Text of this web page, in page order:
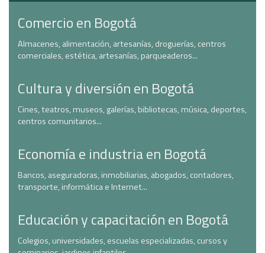
Comercio en Bogotá
Almacenes, alimentación, artesanías, droguerías, centros
comerciales, estética, artesanías, parqueaderos...
Cultura y diversión en Bogotá
Cines, teatros, museos, galerías, bibliotecas, música, deportes,
centros comunitarios...
Economía e industria en Bogotá
Bancos, aseguradoras, inmobiliarias, abogados, contadores,
transporte, informática e Internet...
Educación y capacitación en Bogotá
Colegios, universidades, escuelas especializadas, cursos y